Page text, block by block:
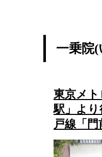
一乗院
東京メト
駅」よ
戸線「